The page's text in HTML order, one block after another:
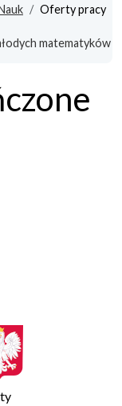
Oferty pracy
matematyków